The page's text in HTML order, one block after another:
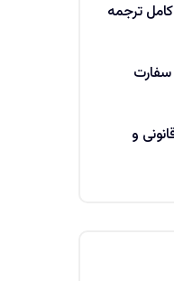
ترجمه
سفارت
و